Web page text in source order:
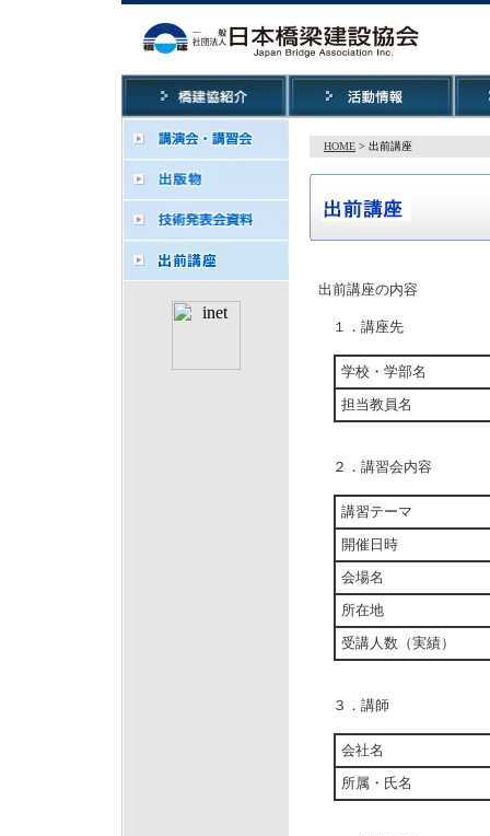
HOME > 出前講座
出前講座の内容
１．講座先
学校・学部名
担当教員名
２．講習会内容
講習テーマ
開催日時
会場名
所在地
受講人数（実績）
３．講師
会社名
所属・氏名